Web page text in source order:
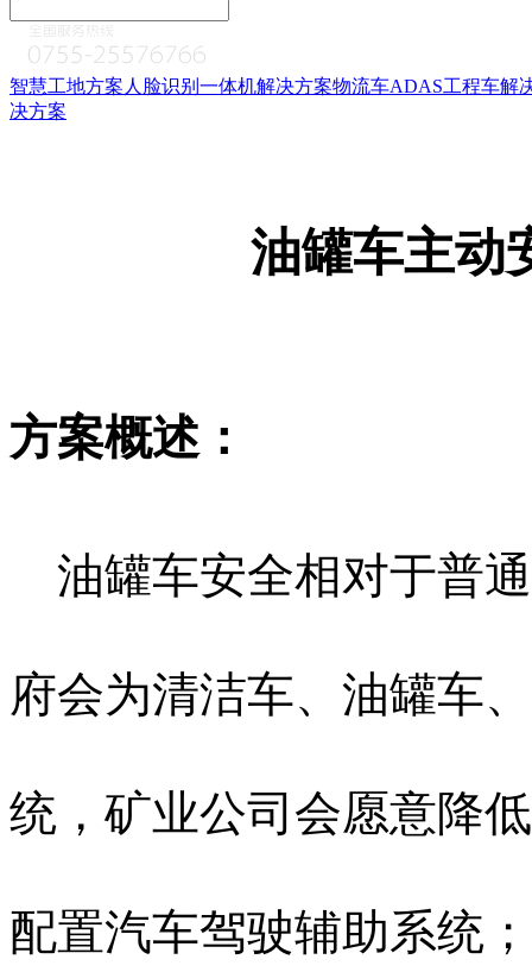
智慧工地方案 人脸识别一体机解决方案物流车ADAS工程车解
决方案
油罐车主动
方案概述：
油罐车安全相对于普
府会为清洁车、油罐车
统，矿业公司会愿意降
配置汽车驾驶辅助系统